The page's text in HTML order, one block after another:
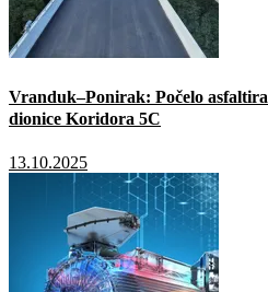
Vranduk–Ponirak: Počelo
dionice Koridora 5C
13.10.2025